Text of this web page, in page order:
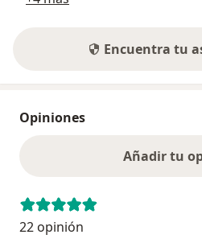
Encuentra tu
Opiniones
Añadir tu
22 opinión